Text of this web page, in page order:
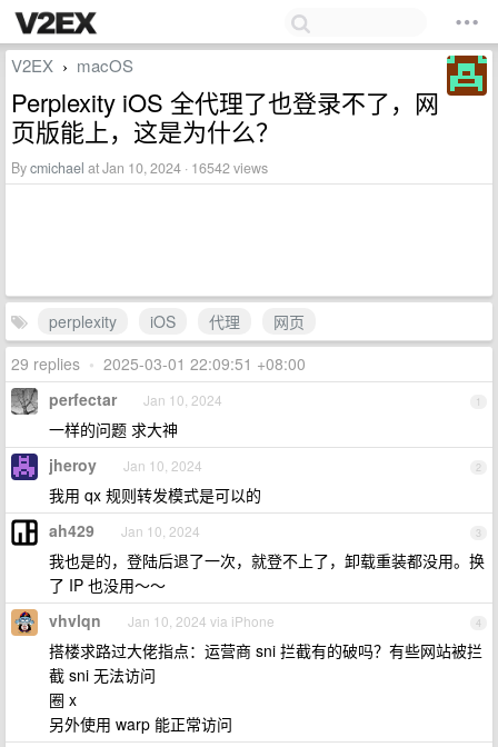
V2EX › macOS
Perplexity iOS 全代理了也登录不了，网
页版能上，这是为什么？
Bycmichael at Jan 10, 2024 · 16542 views
perplexity iOS 代理
网页
29 replies • 2025-03-01 22:09:51 +08:00
1
perfectar Jan 10, 2024
一样的问题 求大神
2
jheroy Jan 10, 2024
我用 qx 规则转发模式是可以的
3
ah429 Jan 10, 2024
我也是的，登陆后退了一次，就登不上了，卸载重装都没用。换
了 IP 也没用～～
4
vhvlqn Jan 10, 2024 via iPhone
搭楼求路过大佬指点：运营商 sni 拦截有的破吗？有些网站被拦
截 sni 无法访问
圈 x
另外使用 warp 能正常访问